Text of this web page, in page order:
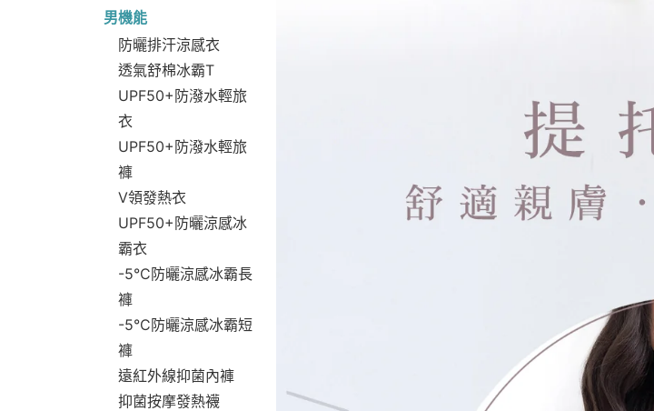
男機能
防曬排汗涼感衣
透氣舒棉冰霸T
UPF50+防潑水輕旅
衣
UPF50+防潑水輕旅
褲
V領發熱衣
UPF50+防曬涼感冰
霸衣
-5°C防曬涼感冰霸長
褲
-5°C防曬涼感冰霸短
褲
遠紅外線抑菌內褲
抑菌按摩發熱襪